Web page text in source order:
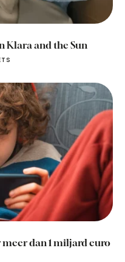
Klara and the Sun
dan 1 miljard euro